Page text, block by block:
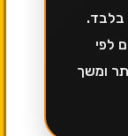
בלבד.
לפי
ומשך